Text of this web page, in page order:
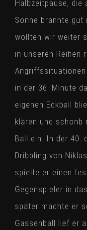
Halbzeitpause, die
Sonne brannte
wollten wir weiter
in unseren Reihen
in der 36. Minute
eigenen Eckball
klären und schonb
Ball ein. In der 40.
Dribbling von
spielte er einen
Gegenspieler in
später machte er
Gassenball lief er